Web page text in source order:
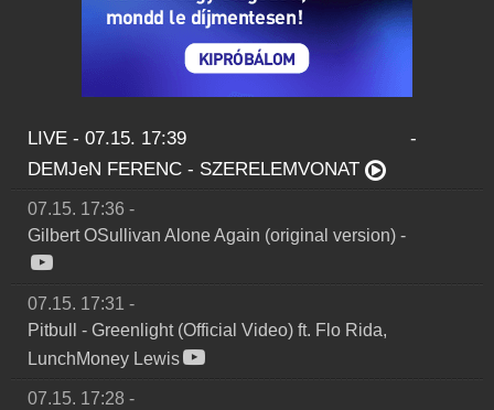
LIVE - 07.15. 17:39 -
DEMJeN FERENC - SZERELEMVONAT
07.15. 17:36 -
Gilbert OSullivan Alone Again (original version) -
07.15. 17:31 -
Pitbull
- Greenlight (Official Video) ft. Flo Rida,
LunchMoney Lewis
07.15. 17:28 -